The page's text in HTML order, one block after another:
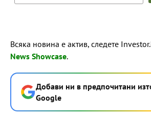
Всяка новина е актив, следете
News Showcase.
Добави ни в предпочитани
Google